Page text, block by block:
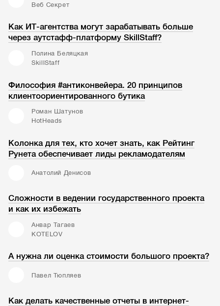
Веб Секрет
Как ИТ-агентства могут зарабатывать больше
через аутстафф-платформу SkillStaff?
Полина Беляцкая
SkillStaff
Философия #антиконвейера. 20 принципов
клиентоориентированного бутика
Роман Шатунов
HotHeads
Колонка для тех, кто хочет знать, как Рейтинг
Рунета обеспечивает лиды рекламодателям
Анатолий Денисов
Сложности в ведении государственного проекта
и как их избежать
Анвар Тагаев
KOTELOV
А нужна ли оценка стоимости большого проекта?
Павел Тюпляев
Как делать качественные отчеты в интернет-